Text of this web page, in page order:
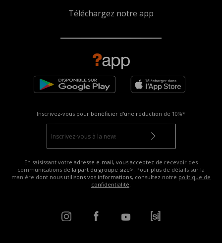
Téléchargez notre app
Inscrivez-vous pour bénéficier d'une réduction de 10%*
En saisissant votre adresse e-mail, vous acceptez de recevoir des
communications de la part du groupe size>. Pour plus de détails sur la
manière dont nous utilisons vos informations, consultez notre politique de
confidentialité.